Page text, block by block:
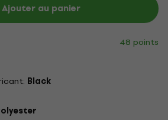
Ajouter au panier
48 points
Black